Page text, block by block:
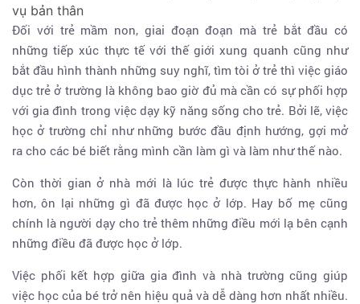
vụ bản thân
Đối với trẻ mầm non, giai đoạn đoạn mà trẻ bắt đầu có
những tiếp xúc thực tế với thế giới xung quanh cũng như
bắt đầu hình thành những suy nghĩ, tìm tòi ở trẻ thì việc giáo
dục trẻ ở trường là không bao giờ đủ mà cần có sự phối hợp
với gia đình trong việc dạy kỹ năng sống cho trẻ. Bởi lẽ, việc
học ở trường chỉ như những bước đầu định hướng, gợi mở
ra cho các bé biết rằng mình cần làm gì và làm như thế nào.
Còn thời gian ở nhà mới là lúc trẻ được thực hành nhiều
hơn, ôn lại những gì đã được học ở lớp. Hay bố mẹ cũng
chính là người dạy cho trẻ thêm những điều mới lạ bên cạnh
những điều đã được học ở lớp.
Việc phối kết hợp giữa gia đình và nhà trường cũng giúp
việc học của bé trở nên hiệu quả và dễ dàng hơn nhất nhiều.